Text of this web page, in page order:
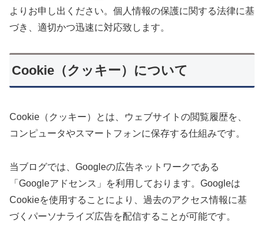
よりお申し出ください。個人情報の保護に関する法律に基
づき、適切かつ迅速に対応致します。
Cookie（クッキー）について
Cookie（クッキー）とは、ウェブサイトの閲覧履歴を、
コンピュータやスマートフォンに保存する仕組みです。
当ブログでは、Googleの広告ネットワークである
「Googleアドセンス」を利用しております。Googleは
Cookieを使用することにより、過去のアクセス情報に基
づくパーソナライズ広告を配信することが可能です。